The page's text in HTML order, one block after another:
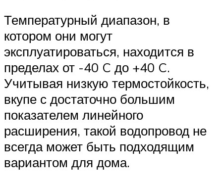
Температурный диапазон, в
котором они могут
эксплуатироваться, находится в
пределах от -40 C до +40 C.
Учитывая низкую термостойкость,
вкупе с достаточно большим
показателем линейного
расширения, такой водопровод не
всегда может быть подходящим
вариантом для дома.